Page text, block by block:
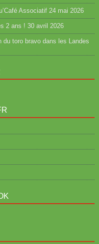
Associatif 24 mai 2026
2 ans ! 30 avril 2026
toro bravo dans les Landes